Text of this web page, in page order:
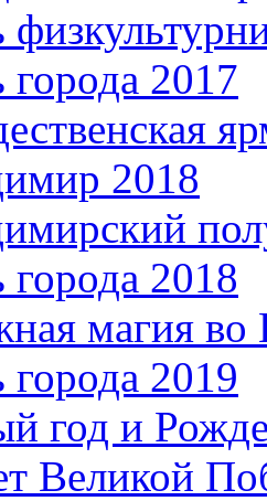
города 2017
2018
2018
магия во
2019
год и
Великой